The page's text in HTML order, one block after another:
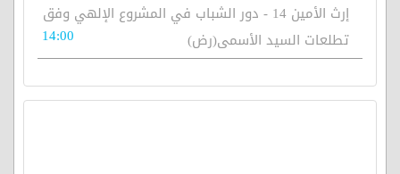
إرث الأمين 14 - دور الشباب في المشروع الإلهي وفق
تطلعات السيد الأسمى(رض)
14:00